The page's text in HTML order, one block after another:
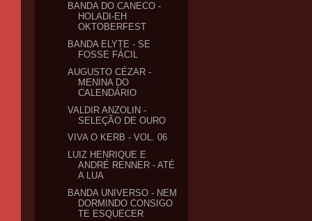
BANDA DO CANECO -
HOLADI-EH
OKTOBERFEST
BANDA ELYTE - SE
FOSSE FÁCIL
AUGUSTO CÉZAR -
MENINA DO
CALENDÁRIO
VALDIR ANZOLIN -
SELEÇÃO DE OURO
VIVA O KERB - VOL. 06
LUIZ HENRIQUE E
ANDRÉ RENNER - ATÉ
A LUA
BANDA UNIVERSO - NEM
DORMINDO CONSIGO
TE ESQUECER